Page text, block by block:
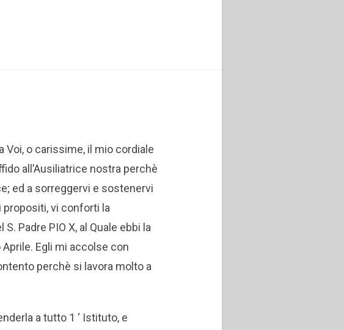
Voi, o carissime, il mio cordiale
all’Ausiliatrice nostra perchè
ed a sorreggervi e sostenervi
propositi, vi conforti la
Padre PIO X, al Quale ebbi la
Egli mi accolse con
perchè si lavora molto a
a tutto 1 ‘ Istituto, e